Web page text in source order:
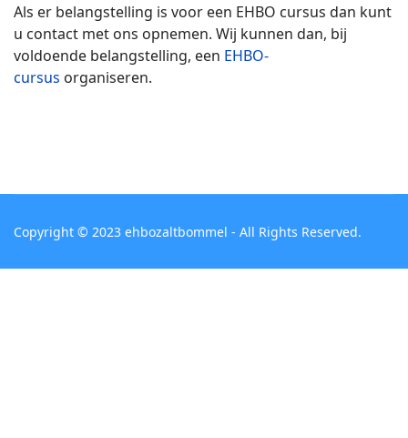
Als er belangstelling is voor een EHBO cursus dan kunt
u contact met ons opnemen. Wij kunnen dan, bij
voldoende belangstelling, een EHBO-
cursus organiseren.
Copyright © 2023 ehbozaltbommel - All Rights Reserved.